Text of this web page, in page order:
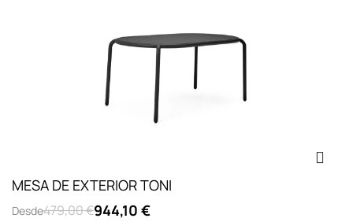
MESA DE EXTERIOR TONI
Desde479,00 €944,10 €